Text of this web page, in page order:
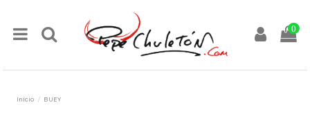
0
Inicio BUEY